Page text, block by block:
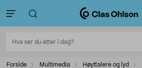
Forside Multimedia Høyttalere og lyd